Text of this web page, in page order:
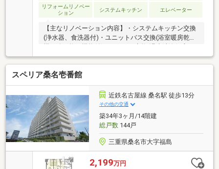
リフォームリノベー
ション
システムキッチン エレベーター
【主なリノベーション内容】・システムキッチン交換
(浄水器、食洗器付)・ユニットバス交換(浴室暖房乾燥
付)・洗面化粧台交換(シャワーノズル付) ・建具交
換・クロス、フローリング貼替 ・クッションフロア
貼替・シューズボックス交換 ・給湯器交換 ・分電
盤交換・ハウスクリーニング 他
スペリア桑名壱番館
近鉄名古屋線 桑名駅 徒歩13分
その他の交通
築34年3ヶ月/14階建
総戸数144戸
三重県桑名市大字福島
2,199万円